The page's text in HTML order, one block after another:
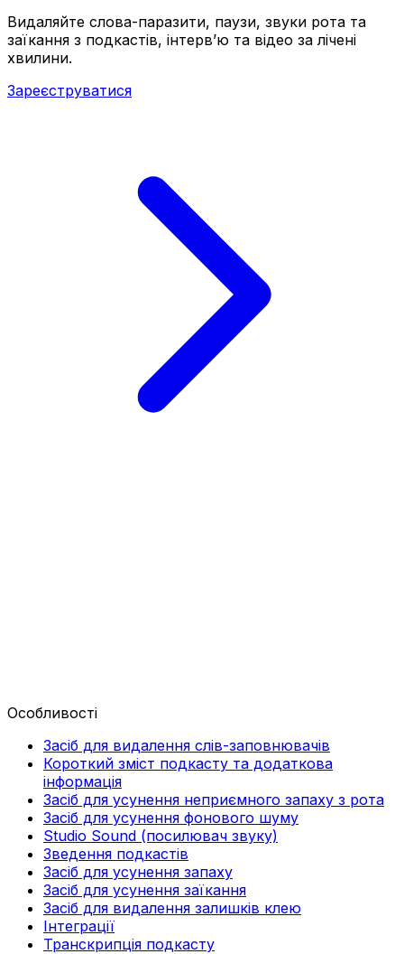
Видаляйте слова-паразити, паузи, звуки рота та
заїкання з подкастів, інтерв’ю та відео за лічені
хвилини.
Зареєструватися
Особливості
Засіб для видалення слів-заповнювачів
Короткий зміст подкасту та додаткова
інформація
Засіб для усунення неприємного запаху з рота
Засіб для усунення фонового шуму
Studio Sound (посилювач звуку)
Зведення подкастів
Засіб для усунення запаху
Засіб для усунення заїкання
Засіб для видалення залишків клею
Інтеграції
Транскрипція подкасту